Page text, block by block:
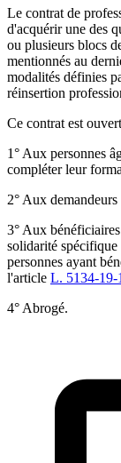
Le contrat de
d'acquérir une des
ou plusieurs blocs
mentionnés au
modalités définies
réinsertion
Ce contrat est
1° Aux personnes
compléter leur
2° Aux
3° Aux
solidarité
personnes ayant
l'article L. 5134-19-1
4° Abrogé.